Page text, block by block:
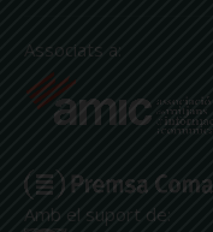
Associats a:
Amb el suport de: